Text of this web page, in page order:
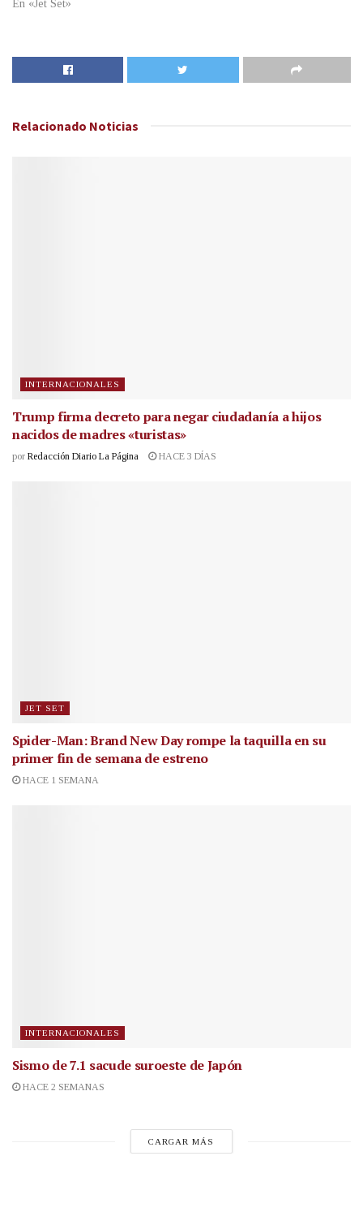
En «Jet Set»
Relacionado Noticias
INTERNACIONALES
Trump firma decreto para negar ciudadanía a hijos
nacidos de madres «turistas»
por Redacción Diario La Página HACE 3 DÍAS
JET SET
Spider-Man: Brand New Day rompe la taquilla en su
primer fin de semana de estreno
HACE 1 SEMANA
INTERNACIONALES
Sismo de 7.1 sacude suroeste de Japón
HACE 2 SEMANAS
CARGAR MÁS